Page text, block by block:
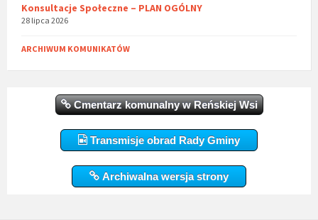
Konsultacje Społeczne – PLAN OGÓLNY
28 lipca 2026
ARCHIWUM KOMUNIKATÓW
Cmentarz komunalny w Reńskiej Wsi
Transmisje obrad Rady Gminy
Archiwalna wersja strony